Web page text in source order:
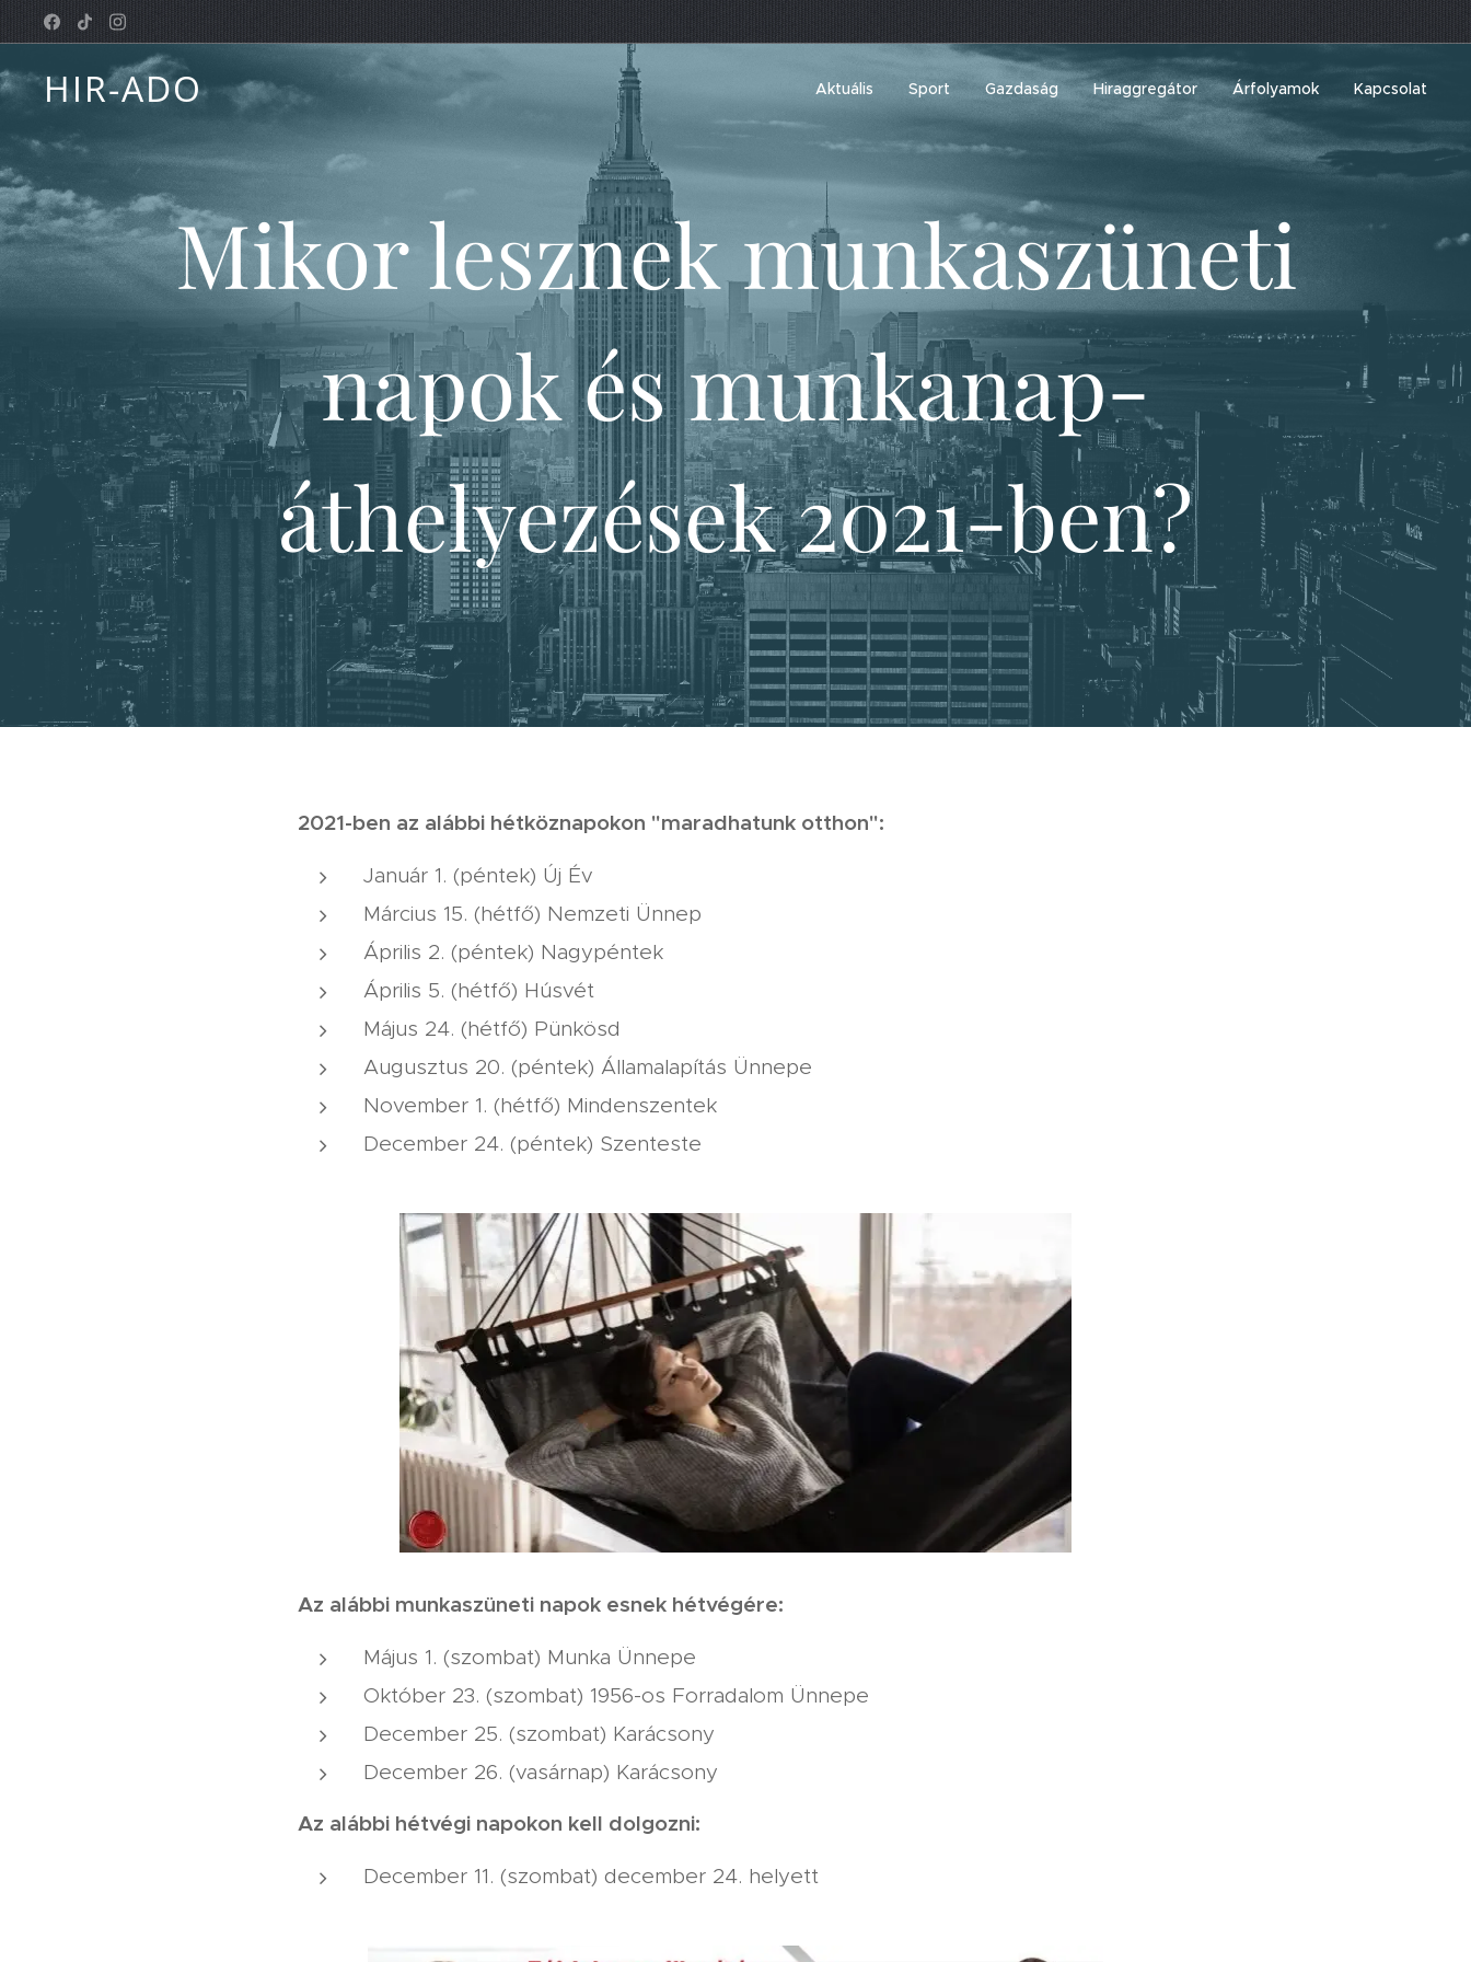
HIR-ADO Aktuális Sport Gazdaság Hiraggregátor Árfolyamok Kapcsolat
Mikor lesznek munkaszüneti
napok és munkanap-
áthelyezések 2021-ben?
2021-ben az alábbi hétköznapokon "maradhatunk otthon":
Január 1. (péntek) Új Év
Március 15. (hétfő) Nemzeti Ünnep
Április 2. (péntek) Nagypéntek
Április 5. (hétfő) Húsvét
Május 24. (hétfő) Pünkösd
Augusztus 20. (péntek) Államalapítás Ünnepe
November 1. (hétfő) Mindenszentek
December 24. (péntek) Szenteste
Az alábbi munkaszüneti napok esnek hétvégére:
Május 1. (szombat) Munka Ünnepe
Október 23. (szombat) 1956-os Forradalom Ünnepe
December 25. (szombat) Karácsony
December 26. (vasárnap) Karácsony
Az alábbi hétvégi napokon kell dolgozni:
December 11. (szombat) december 24. helyett